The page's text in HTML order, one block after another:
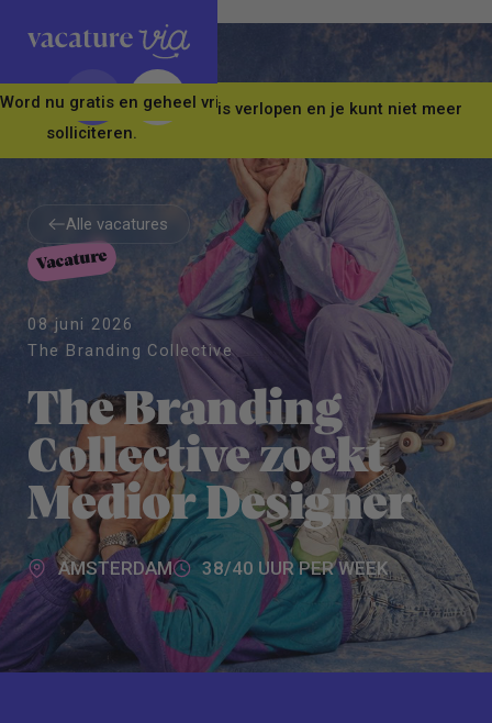
Word nu gratis en geheel vrijblijvend lid van ons Vacature Via
Let op! Deze vacature is verlopen en je kunt niet meer
solliciteren.
Alle vacatures
Alle vacatures
Vacature
08 juni 2026
The Branding Collective
The Branding
Collective zoekt
Medior Designer
AMSTERDAM 38/40 UUR PER WEEK